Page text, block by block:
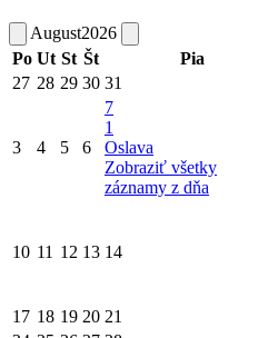
August2026
Po Ut St Št Pia
27 28 29 30 31
3 4 5 6
7
1
Oslava
Zobraziť všetky
záznamy z dňa
10 11 12 13 14
17 18 19 20 21